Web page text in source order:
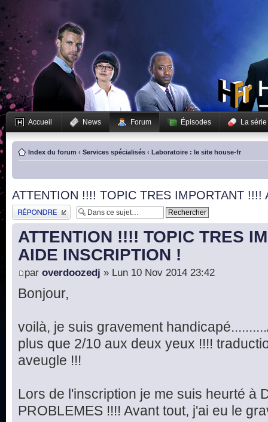
Accueil News Forum Épisodes La série
Index du forum ‹ Services spécialisés ‹ Laboratoire : le site house-fr
ATTENTION !!!! TOPIC TRES IMPORTANT !!!!
Publier une réponse
ATTENTION !!!! TOPIC TRES
AIDE INSCRIPTION !
par overdoozedj » Lun 10 Nov 2014 23:42
Bonjour,
voilà, je suis gravement
plus que 2/10 aux deux yeux !!!!
aveugle !!!
Lors de l'inscription je me suis heurté à
PROBLEMES !!!! Avant tout, j'ai eu le